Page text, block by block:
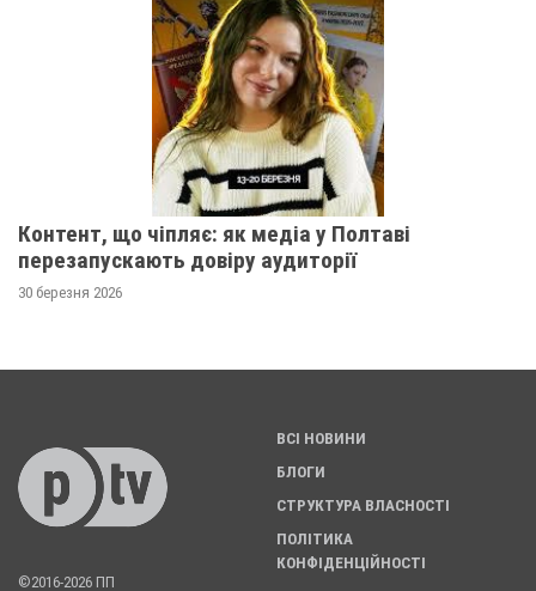
Контент, що чіпляє: як медіа у Полтаві
перезапускають довіру аудиторії
30 березня 2026
©2016-2026 ПП
ВСІ НОВИНИ
БЛОГИ
СТРУКТУРА ВЛАСНОСТІ
ПОЛІТИКА
КОНФІДЕНЦІЙНОСТІ